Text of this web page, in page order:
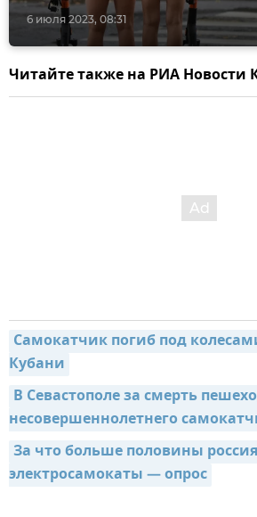
6 июля 2023, 08:31
Читайте также на РИА Новости
Самокатчик погиб под
Кубани
В Севастополе за смерть
несовершеннолетнего
За что больше половины
электросамокаты — опрос